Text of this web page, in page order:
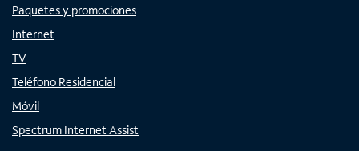
Paquetes y promociones
Internet
TV
Teléfono Residencial
Móvil
Spectrum Internet Assist